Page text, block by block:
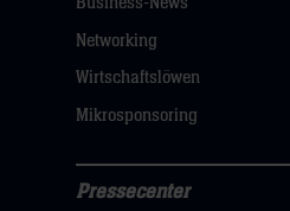
Networking
Wirtschaftslöwen
Mikrosponsoring
Pressecenter